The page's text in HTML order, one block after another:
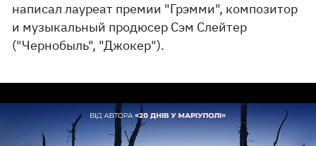
написал лауреат премии "Грэмми", композитор
и музыкальный продюсер Сэм Слейтер
("Чернобыль", "Джокер").